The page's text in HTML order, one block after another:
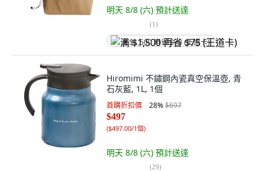
明天 8/8 (六) 預計送達
(1)
满 $1,500 再省 $75 (王道卡)
Hiromimi 不鏽鋼內瓷真空保溫壺, 青
石灰藍, 1L, 1個
首購折扣價 28%$697
$497
($497.00/1個)
明天 8/8 (六) 預計送達
(29)